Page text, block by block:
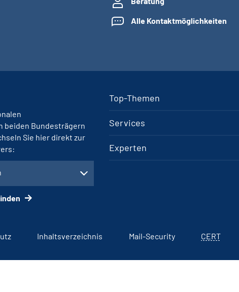
Alle Kontaktmöglichkeiten
Top-Themen
Services
Experten
beiden Bundesträgern
Sie hier direkt zur
Inhaltsverzeichnis Mail-Security CERT